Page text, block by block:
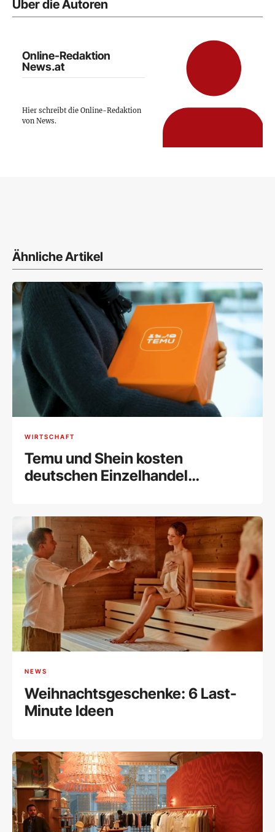
Über die Autoren
Online-Redaktion
News.at
Hier schreibt die Online-Redaktion
von News.
Ähnliche Artikel
WIRTSCHAFT
Temu und Shein kosten
deutschen Einzelhandel
NEWS
Weihnachtsgeschenke: 6 Last-
Minute Ideen